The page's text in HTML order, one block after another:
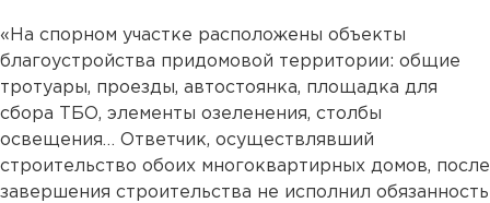
«На спорном участке расположены объекты
благоустройства придомовой территории: общие
тротуары, проезды, автостоянка, площадка для
сбора ТБО, элементы озеленения, столбы
освещения… Ответчик, осуществлявший
строительство обоих многоквартирных домов, после
завершения строительства не исполнил обязанность